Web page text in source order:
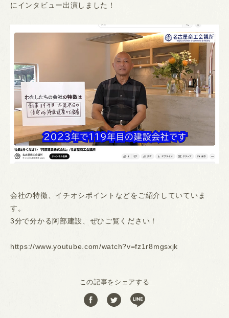
にインタビュー出演しました！
会社の特徴、イチオシポイントなどをご紹介していていま
す。
3分で分かる阿部建設、ぜひご覧ください！
https://www.youtube.com/watch?v=fz1r8mgsxjk
この記事をシェアする